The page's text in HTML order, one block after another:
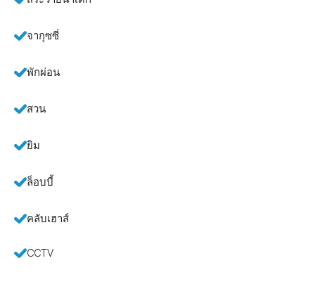
จากุซซี่
พักผ่อน
สวน
ยิม
ล็อบบี้
คลับเฮาส์
CCTV